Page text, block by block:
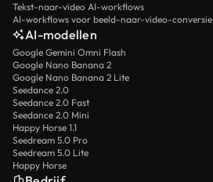
Tekst-naar-video AI-workflows
AI-workflows voor beeld-naar-video-conversie
AI-modellen
Google Gemini Omni Flash
Google Nano Banana 2
Google Nano Banana 2 Lite
Seedance 2.0
Seedance 2.0 Fast
Seedance 2.0 Mini
Happy Horse 1.1
Seedream 5.0 Pro
Seedream 5.0 Lite
Happy Horse